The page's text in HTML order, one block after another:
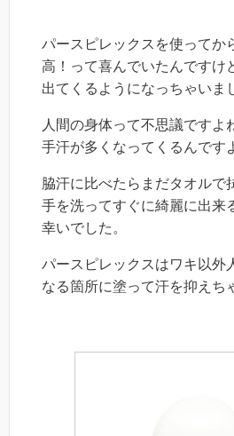
パースピレックスを使ってか
高！って喜んでいたんですけ
出てくるようになっちゃいま
人間の身体って不思議ですよ
手汗が多くなってくるんです
脇汗に比べたらまだタオルで
手を洗ってすぐに綺麗に出来
幸いでした。
パースピレックスはワキ以外
なる箇所に塗って汗を抑えち